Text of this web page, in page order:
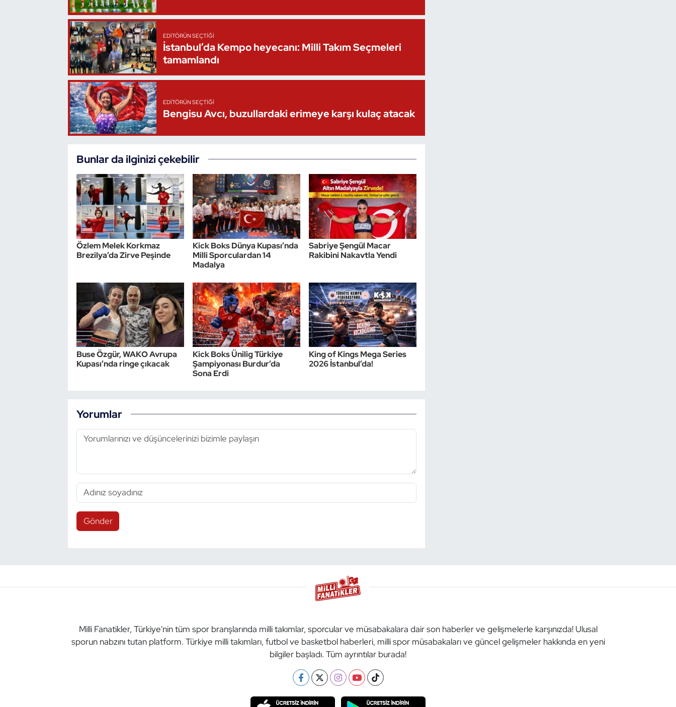
EDITÖRÜN SEÇTIĞI
İstanbul’da Kempo heyecanı: Milli Takım Seçmeleri
tamamlandı
EDITÖRÜN SEÇTIĞI
Bengisu Avcı, buzullardaki erimeye karşı kulaç atacak
Bunlar da ilginizi çekebilir
Özlem Melek Korkmaz
Brezilya’da Zirve Peşinde
Kick Boks Dünya Kupası’nda
Milli Sporculardan 14
Madalya
Sabriye Şengül Macar
Rakibini Nakavtla Yendi
Buse Özgür, WAKO Avrupa
Kupası’nda ringe çıkacak
Kick Boks Ünilig Türkiye
Şampiyonası Burdur’da
Sona Erdi
King of Kings Mega Series
2026 İstanbul’da!
Yorumlar
Gönder
Milli Fanatikler, Türkiye'nin tüm spor branşlarında milli takımlar, sporcular ve müsabakalara dair son haberler ve gelişmelerle karşınızda! Ulusal
sporun nabzını tutan platform. Türkiye milli takımları, futbol ve basketbol haberleri, milli spor müsabakaları ve güncel gelişmeler hakkında en yeni
bilgiler başladı. Tüm ayrıntılar burada!
Oryantiring
Özel Sporcular
Paralimpik
Sualtı Sporları
Vücut Geliştirme Fitness
Wushu Kungfu